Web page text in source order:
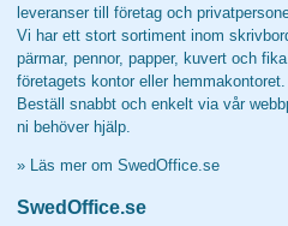
leveranser till företag och
Vi har ett stort sortiment inom
pärmar, pennor, papper, kuvert och
företagets kontor eller hemmakontoret.
Beställ snabbt och enkelt via vår
ni behöver hjälp.
» Läs mer om SwedOffice.se
SwedOffice.se